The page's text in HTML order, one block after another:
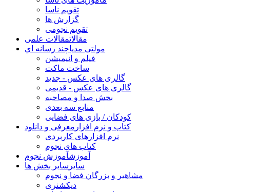
تقویم ناسا
گزارش ها
تقویم نجومی
مقالاتمقالات علمی
مولتی مدیاچند رسانه اي
فیلم و انیمیشن
ساخت ماکت
گالری های عکس - جدید
گالری های عکس - قدیمی
بخش صدا و مصاحبه
منابع سه بعدی
کودکان / بازی های فضایی
کتاب و نرم افزار معرفی و دانلود
نرم افزارهای کاربردی
کتاب های نجوم
آموزشآموزش نجوم
سایر سایر بخش ها
مشاهیر و بزرگان فضا و نجوم
دیکشنری